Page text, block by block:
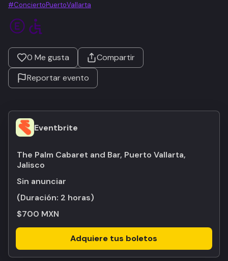
#ConciertoPuertoVallarta
0 Me gusta
Compartir
Reportar evento
Eventbrite
The Palm Cabaret and Bar, Puerto Vallarta,
Jalisco
Sin anunciar
(Duración: 2 horas)
$700 MXN
Adquiere tus boletos